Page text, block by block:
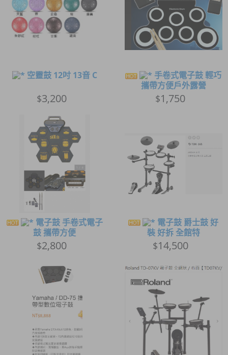
空靈鼓 12吋 13音 C
$3,200
手卷式電子鼓 輕巧
攜帶方便戶外露營
$1,750
電子鼓 手卷式電子
鼓 攜帶方便
$2,800
電子鼓 爵士鼓 好
裝 好拆 全館特
$14,500